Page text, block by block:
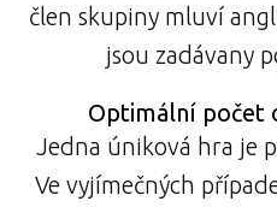
člen skupiny mluví
jsou zadávany
Optimální počet
Jedna úniková hra je
Ve vyjímečných